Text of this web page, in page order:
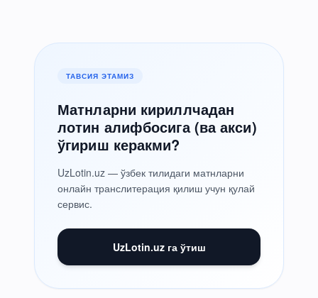
ТАВСИЯ ЭТАМИЗ
Матнларни кириллчадан
лотин алифбосига (ва акси)
ўгириш керакми?
UzLotin.uz — ўзбек тилидаги матнларни
онлайн транслитерация қилиш учун қулай
сервис.
UzLotin.uz га ўтиш